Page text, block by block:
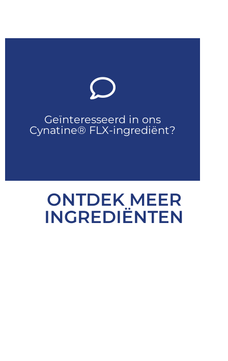
Geïnteresseerd in ons
Cynatine® FLX-ingrediënt?
Vraag uw monster aan
Neem contact met ons op
ONTDEK MEER
INGREDIËNTEN